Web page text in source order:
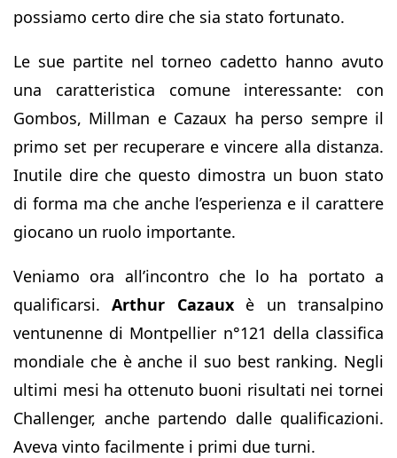
possiamo certo dire che sia stato fortunato.
Le sue partite nel torneo cadetto hanno avuto
una caratteristica comune interessante: con
Gombos, Millman e Cazaux ha perso sempre il
primo set per recuperare e vincere alla distanza.
Inutile dire che questo dimostra un buon stato
di forma ma che anche l’esperienza e il carattere
giocano un ruolo importante.
Veniamo ora all’incontro che lo ha portato a
qualificarsi.Arthur Cazauxè un transalpino
ventunenne di Montpellier n°121 della classifica
mondiale che è anche il suo best ranking. Negli
ultimi mesi ha ottenuto buoni risultati nei tornei
Challenger, anche partendo dalle qualificazioni.
Aveva vinto facilmente i primi due turni.